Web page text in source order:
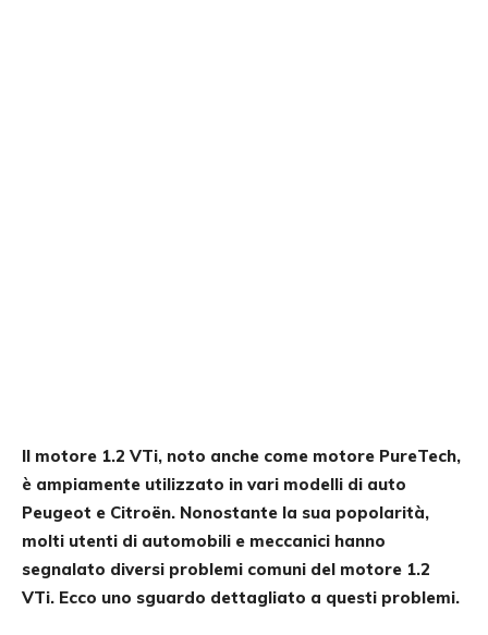
Il motore 1.2 VTi, noto anche come motore PureTech,
è ampiamente utilizzato in vari modelli di auto
Peugeot e Citroën. Nonostante la sua popolarità,
molti utenti di automobili e meccanici hanno
segnalato diversi problemi comuni del motore 1.2
VTi. Ecco uno sguardo dettagliato a questi problemi.